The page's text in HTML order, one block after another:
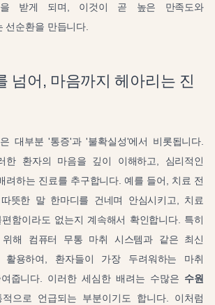
을 받게 되며, 이것이 곧 높은 만족도와
선순환을 만듭니다.
넘어, 마음까지 헤아리는 진
대부분 '통증'과 '불확실성'에서 비롯됩니다.
한 환자의 마음을 깊이 이해하고, 심리적인
려하는 진료를 추구합니다. 예를 들어, 치료 전
뜻한 말 한마디를 건네며 안심시키고, 치료
함이라도 없는지 계속해서 확인합니다. 특히
위해 컴퓨터 무통 마취 시스템과 같은 최신
활용하여, 환자들이 가장 두려워하는 마취
줍니다. 이러한 세심한 배려는 수많은 수원
으로 언급되는 부분이기도 합니다. 이처럼